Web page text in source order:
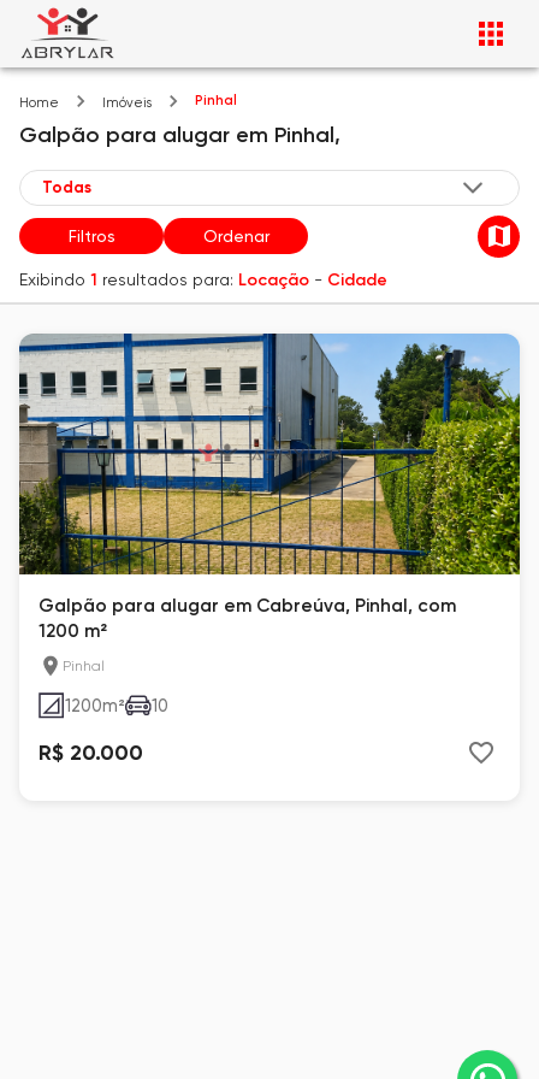
Home Imóveis Pinhal
Galpão para alugar em Pinhal,
Filtros Ordenar
Exibindo 1 resultados para: Locação - Cidade
Galpão para alugar em Cabreúva, Pinhal, com
1200 m²
Pinhal
1200m² 10
R$ 20.000